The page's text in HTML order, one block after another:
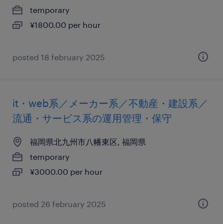
temporary
¥1800.00 per hour
posted 18 february 2025
it・web系／メーカー系／不動産・建設系／
流通・サービス系の運用管理・保守
福岡県北九州市八幡東区, 福岡県
temporary
¥3000.00 per hour
posted 26 february 2025